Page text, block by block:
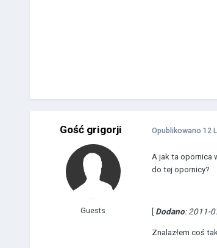
Gość grigorji
Guests
Opublikowano 12
A jak ta opornica
do tej opornicy?
[ Dodano: 2011-
Znalazłem coś